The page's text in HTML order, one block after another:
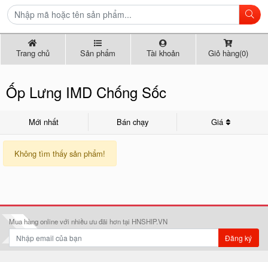
Trang chủ Sản phẩm Tài khoản Giỏ hàng(0)
Ốp Lưng IMD Chống Sốc
Mới nhất Bán chạy Giá
Không tìm thấy sản phẩm!
Mua hàng online với nhiều ưu đãi hơn tại HNSHIP.VN
Đăng ký